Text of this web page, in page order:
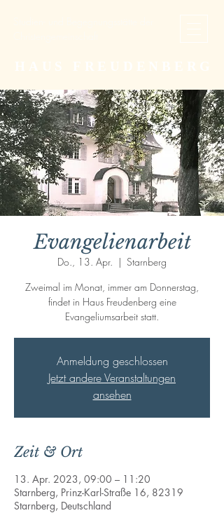
Evangelienarbeit
Do., 13. Apr.
  |
Starnberg
Zweimal im Monat, immer am Donnerstag,
findet in Haus Freudenberg eine
Evangeliumsarbeit statt.
Anmeldung geschlossen
Jetzt andere Veranstaltungen
ansehen
Zeit & Ort
13. Apr. 2023, 09:00 – 11:20
Starnberg, Prinz-Karl-Straße 16, 82319
Starnberg, Deutschland